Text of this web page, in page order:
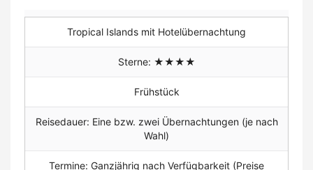
Tropical Islands mit Hotelübernachtung
Sterne: ★★★★
Frühstück
Reisedauer: Eine bzw. zwei Übernachtungen (je nach
Wahl)
Termine: Ganzjährig nach Verfügbarkeit (Preise